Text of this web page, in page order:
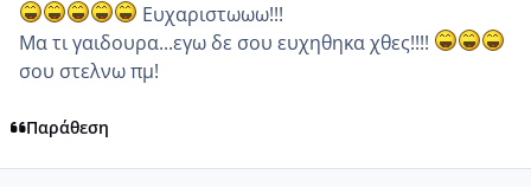
Ευχαριστωωω!!!
Μα τι γαιδουρα...εγω δε σου ευχηθηκα χθες!!!!
σου στελνω πμ!
Παράθεση